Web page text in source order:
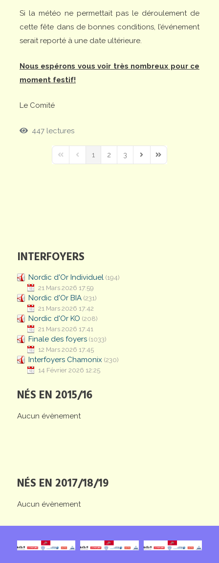
INTERFOYERS
Nordic d'Or Individuel (194)
21 Mars 2026 17:59
Nordic d'Or BIA (231)
21 Mars 2026 17:42
Nordic d'Or KO (208)
21 Mars 2026 17:41
Finale des foyers (1033)
12 Mars 2026 17:45
Interfoyers Chamonix (230)
14 Février 2026 12:25
NÉS EN 2015/16
Aucun évènement
NÉS EN 2017/18/19
Aucun évènement
Si la météo ne permettait pas le déroulement de
cette fête dans de bonnes conditions, l’événement
serait reporté à une date ultérieure.
Nous espérons vous voir très nombreux pour ce
moment festif!
Le Comité
447 lectures
First PagePrevious Page
1 2 3
Next PageLast Page